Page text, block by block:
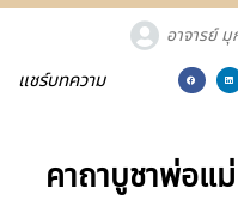
อาจารย์ มุ
แชร์บทความ
คาถาบูชาพ่อแ